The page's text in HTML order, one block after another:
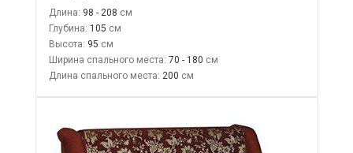
Длина: 98 - 208
Глубина: 105
Высота: 95
Ширина спального места: 70 - 180
Длина спального места: 200